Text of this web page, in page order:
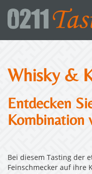
Whisky &
Entdecken
Kombination
Bei diesem Tasting der
Feinschmecker auf ihre